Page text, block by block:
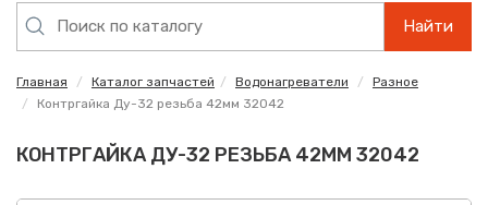
Найти
Главная Каталог запчастей Водонагреватели
Разное
Контргайка Ду-32 резьба 42мм 32042
КОНТРГАЙКА ДУ-32 РЕЗЬБА 42ММ 32042